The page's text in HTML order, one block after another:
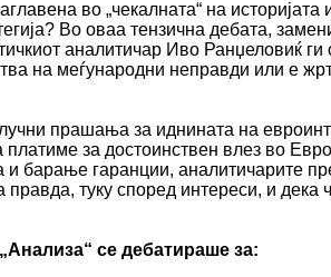
во „чекалната“ на
Во оваа тензична дебата,
аналитичар Иво Ранџеловиќ ги
на меѓународни неправди или е
прашања за иднината на
платиме за достоинствен влез во
и барање гаранции, аналитичарите
правда, туку според интереси, и
се дебатираше за: